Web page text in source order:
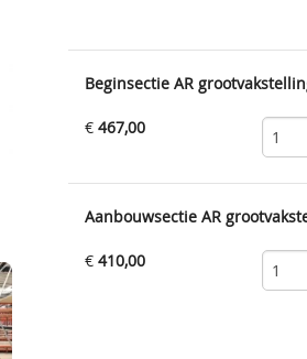
Beginsectie AR
€ 467,00
Aanbouwsectie AR
€ 410,00